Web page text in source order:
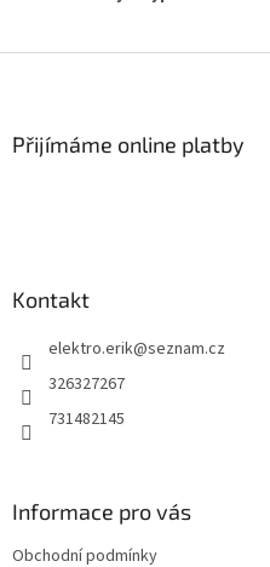
Přijímáme online platby
Kontakt
elektro.erik@seznam.cz
326327267
731482145
Informace pro vás
Obchodní podmínky